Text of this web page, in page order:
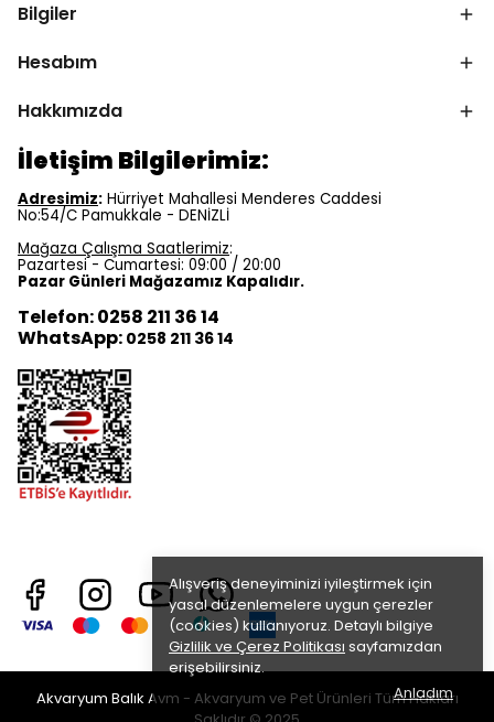
Alışveriş deneyiminizi iyileştirmek için
yasal düzenlemelere uygun çerezler
(cookies) kullanıyoruz. Detaylı bilgiye
Gizlilik ve Çerez Politikası sayfamızdan
erişebilirsiniz.
Anladım
Bilgiler
Hesabım
Hakkımızda
İletişim Bilgilerimiz:
Adresimiz: Hürriyet Mahallesi Menderes Caddesi
No:54/C Pamukkale - DENİZLİ
Mağaza Çalışma Saatlerimiz:
Pazartesi - Cumartesi: 09:00 / 20:00
Pazar Günleri Mağazamız Kapalıdır.
Telefon: 0258 211 36 14
WhatsApp: 0258 211 36 14
Akvaryum Balık Avm - Akvaryum ve Pet Ürünleri Tüm Hakları